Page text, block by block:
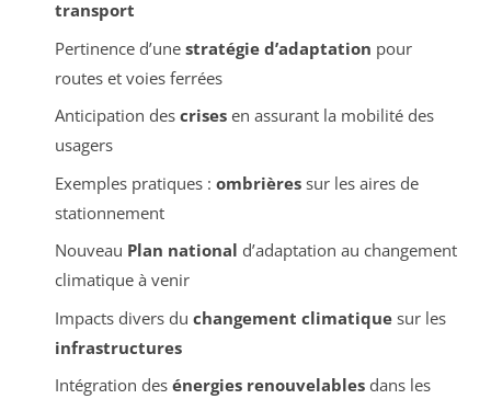
transport
Pertinence d’une stratégie d’adaptation pour
routes et voies ferrées
Anticipation des crisesen assurant la mobilité des
usagers
Exemples pratiques : ombrièressur les aires de
stationnement
Nouveau Plan national d’adaptation au changement
climatique à venir
Impacts divers du changement climatiquesur les
infrastructures
Intégration des énergies renouvelablesdans les